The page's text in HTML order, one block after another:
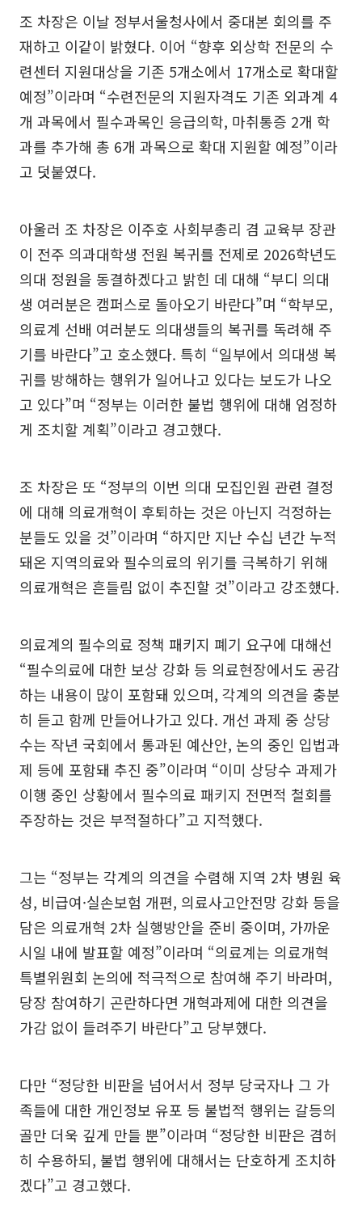
조 차장은 이날 정부서울청사에서 중대본 회의를 주
재하고 이같이 밝혔다. 이어 “향후 외상학 전문의 수
련센터 지원대상을 기존 5개소에서 17개소로 확대할
예정”이라며 “수련전문의 지원자격도 기존 외과계 4
개 과목에서 필수과목인 응급의학, 마취통증 2개 학
과를 추가해 총 6개 과목으로 확대 지원할 예정”이라
고 덧붙였다.
아울러 조 차장은 이주호 사회부총리 겸 교육부 장관
이 전주 의과대학생 전원 복귀를 전제로 2026학년도
의대 정원을 동결하겠다고 밝힌 데 대해 “부디 의대
생 여러분은 캠퍼스로 돌아오기 바란다”며 “학부모,
의료계 선배 여러분도 의대생들의 복귀를 독려해 주
기를 바란다”고 호소했다. 특히 “일부에서 의대생 복
귀를 방해하는 행위가 일어나고 있다는 보도가 나오
고 있다”며 “정부는 이러한 불법 행위에 대해 엄정하
게 조치할 계획”이라고 경고했다.
조 차장은 또 “정부의 이번 의대 모집인원 관련 결정
에 대해 의료개혁이 후퇴하는 것은 아닌지 걱정하는
분들도 있을 것”이라며 “하지만 지난 수십 년간 누적
돼온 지역의료와 필수의료의 위기를 극복하기 위해
의료개혁은 흔들림 없이 추진할 것”이라고 강조했다.
의료계의 필수의료 정책 패키지 폐기 요구에 대해선
“필수의료에 대한 보상 강화 등 의료현장에서도 공감
하는 내용이 많이 포함돼 있으며, 각계의 의견을 충분
히 듣고 함께 만들어나가고 있다. 개선 과제 중 상당
수는 작년 국회에서 통과된 예산안, 논의 중인 입법과
제 등에 포함돼 추진 중”이라며 “이미 상당수 과제가
이행 중인 상황에서 필수의료 패키지 전면적 철회를
주장하는 것은 부적절하다”고 지적했다.
그는 “정부는 각계의 의견을 수렴해 지역 2차 병원 육
성, 비급여·실손보험 개편, 의료사고안전망 강화 등을
담은 의료개혁 2차 실행방안을 준비 중이며, 가까운
시일 내에 발표할 예정”이라며 “의료계는 의료개혁
특별위원회 논의에 적극적으로 참여해 주기 바라며,
당장 참여하기 곤란하다면 개혁과제에 대한 의견을
가감 없이 들려주기 바란다”고 당부했다.
다만 “정당한 비판을 넘어서서 정부 당국자나 그 가
족들에 대한 개인정보 유포 등 불법적 행위는 갈등의
골만 더욱 깊게 만들 뿐”이라며 “정당한 비판은 겸허
히 수용하되, 불법 행위에 대해서는 단호하게 조치하
겠다”고 경고했다.